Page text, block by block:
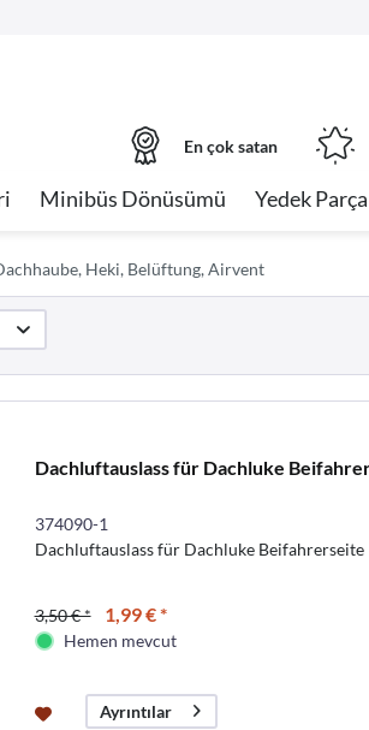
En çok satan
Minibüs Dönüsümü Yedek
Heki, Belüftung, Airvent
Dachluftauslass für Dachluke
374090-1
Dachluftauslass für Dachluke Beifahrerseite
3,50 € * 1,99 € *
Hemen mevcut
Ayrıntılar